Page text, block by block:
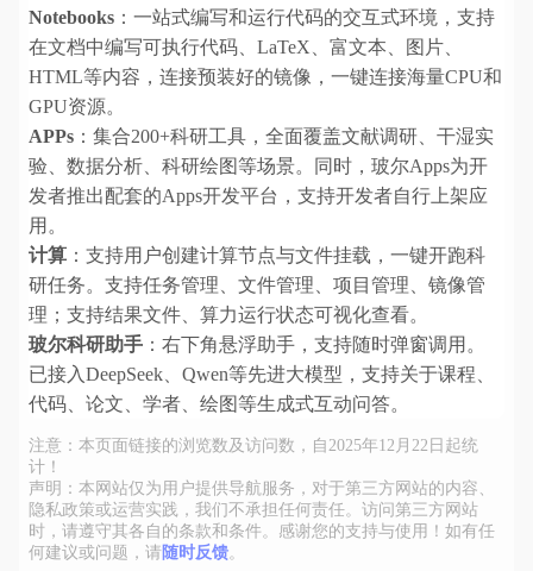
Notebooks ：一站式编写和运行代码的交互式环境，支持
在文档中编写可执行代码、LaTeX、富文本、图片、
HTML等内容，连接预装好的镜像，一键连接海量CPU和
GPU资源。
APPs ：集合200+科研工具，全面覆盖文献调研、干湿实
验、数据分析、科研绘图等场景。同时，玻尔Apps为开
发者推出配套的Apps开发平台，支持开发者自行上架应
用。
计算 ：支持用户创建计算节点与文件挂载，一键开跑科
研任务。支持任务管理、文件管理、项目管理、镜像管
理；支持结果文件、算力运行状态可视化查看。
玻尔科研助手 ：右下角悬浮助手，支持随时弹窗调用。
已接入DeepSeek、Qwen等先进大模型，支持关于课程、
代码、论文、学者、绘图等生成式互动问答。
注意：本页面链接的浏览数及访问数，自2025年12月22日起统
计！
声明：本网站仅为用户提供导航服务，对于第三方网站的内容、
隐私政策或运营实践，我们不承担任何责任。访问第三方网站
时，请遵守其各自的条款和条件。感谢您的支持与使用！如有任
何建议或问题，请随时反馈。